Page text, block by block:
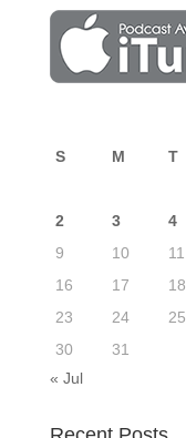
S M T
2
3 4
9
10 11
16
17 18
23
24 25
30
31
« Jul